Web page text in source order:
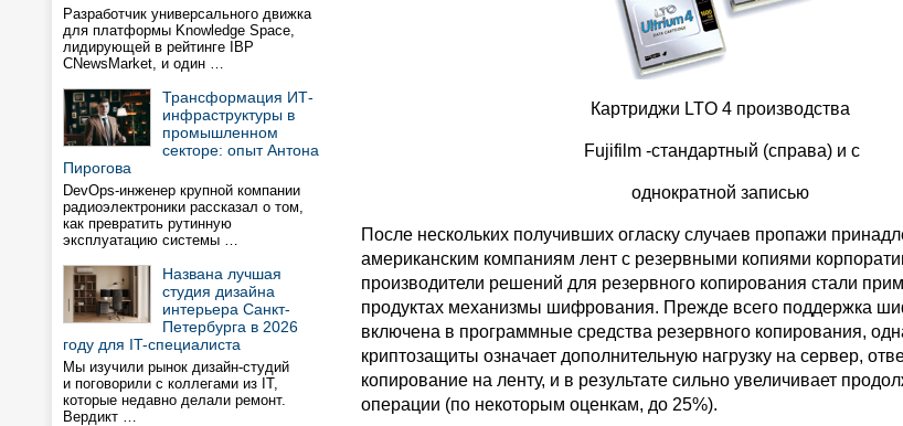
Разработчик универсального движка
для платформы Knowledge Space,
лидирующей в рейтинге IBP
CNewsMarket, и один …
Трансформация ИТ-
инфраструктуры в
промышленном
секторе: опыт Антона
Пирогова
DevOps-инженер крупной компании
радиоэлектроники рассказал о том,
как превратить рутинную
эксплуатацию системы …
Названа лучшая
студия дизайна
интерьера Санкт-
Петербурга в 2026
году для IT-специалиста
Мы изучили рынок дизайн-студий
и поговорили с коллегами из IT,
которые недавно делали ремонт.
Вердикт …
Картриджи LTO 4 производства
Fujifilm -стандартный (справа) и с
однократной записью
После нескольких получивших огласку случаев пропажи
американским компаниям лент с резервными копиями
производители решений для резервного копирования стали
продуктах механизмы шифрования. Прежде всего поддержка
включена в программные средства резервного копирования,
криптозащиты означает дополнительную нагрузку на сервер,
копирование на ленту, и в результате сильно увеличивает
операции (по некоторым оценкам, до 25%).